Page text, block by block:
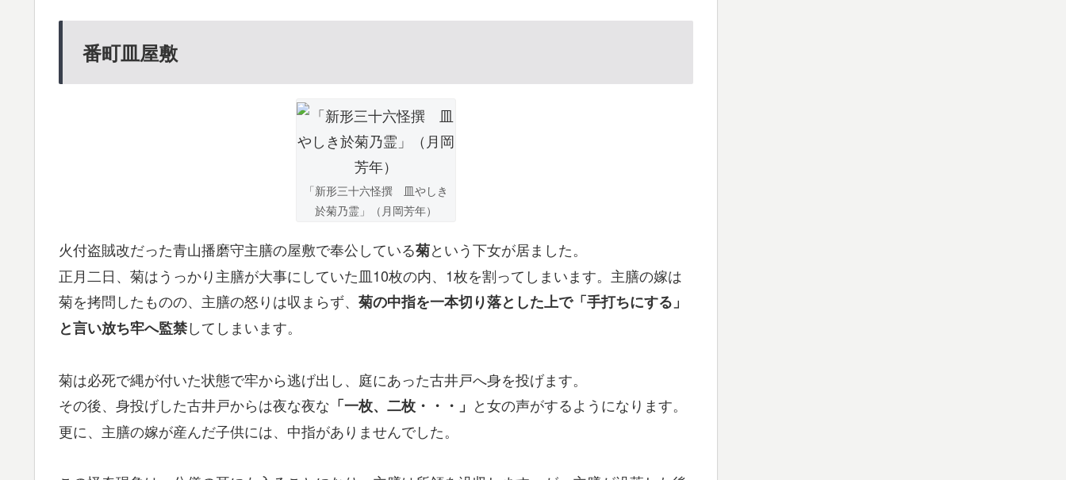
番町皿屋敷
「新形三十六怪撰 皿やしき
於菊乃霊」（月岡芳年）
火付盗賊改だった青山播磨守主膳の屋敷で奉公している菊という下女が居ました。
正月二日、菊はうっかり主膳が大事にしていた皿10枚の内、1枚を割ってしまいます。主膳の嫁は
菊を拷問したものの、主膳の怒りは収まらず、 菊の中指を一本切り落とした上で「手打ちにする」
と言い放ち牢へ監禁してしまいます。
菊は必死で縄が付いた状態で牢から逃げ出し、庭にあった古井戸へ身を投げます。
その後、身投げした古井戸からは夜な夜な 「一枚、二枚・・・」 と女の声がするようになります。
更に、主膳の嫁が産んだ子供には、中指がありませんでした。